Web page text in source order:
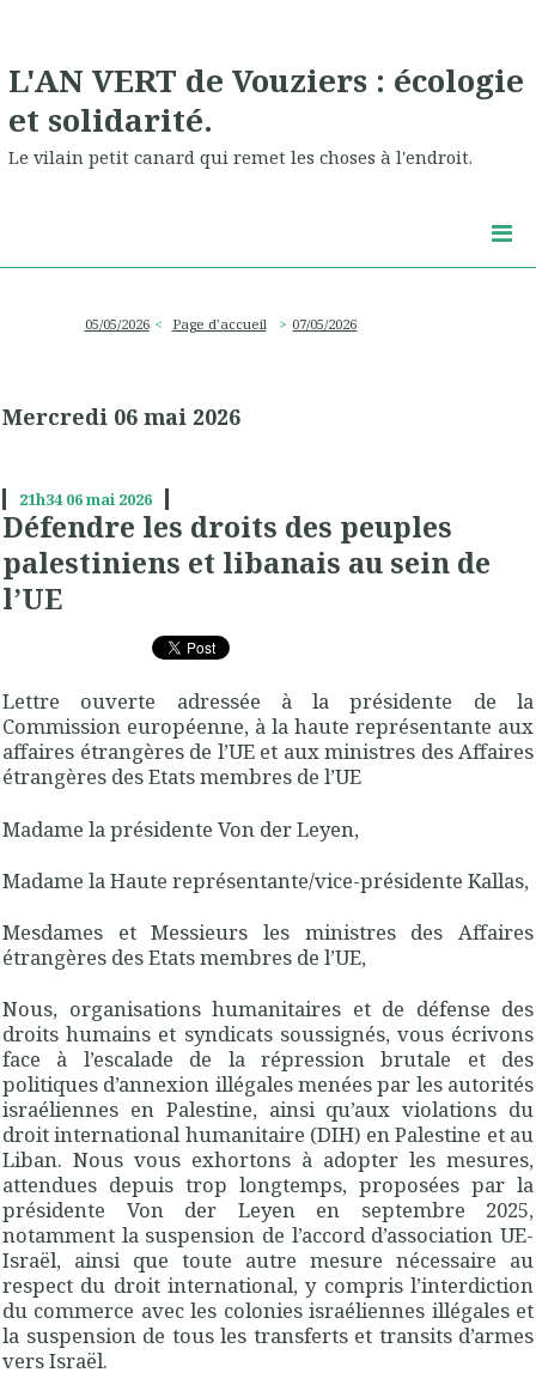
L'AN VERT de Vouziers : écologie
et solidarité.
Le vilain petit canard qui remet les choses à l'endroit.
05/05/2026 Page d'accueil 07/05/2026
Mercredi 06 mai 2026
21h34 06mai 2026
Défendre les droits des peuples
palestiniens et libanais au sein de
l’UE
Lettre ouverte adressée à la présidente de la
Commission européenne, à la haute représentante aux
affaires étrangères de l’UE et aux ministres des Affaires
étrangères des Etats membres de l’UE
Madame la présidente Von der Leyen,
Madame la Haute représentante/vice-présidente Kallas,
Mesdames et Messieurs les ministres des Affaires
étrangères des Etats membres de l’UE,
Nous, organisations humanitaires et de défense des
droits humains et syndicats soussignés, vous écrivons
face à l’escalade de la répression brutale et des
politiques d’annexion illégales menées par les autorités
israéliennes en Palestine, ainsi qu’aux violations du
droit international humanitaire (DIH) en Palestine et au
Liban. Nous vous exhortons à adopter les mesures,
attendues depuis trop longtemps, proposées par la
présidente Von der Leyen en septembre 2025,
notamment la suspension de l’accord d’association UE-
Israël, ainsi que toute autre mesure nécessaire au
respect du droit international, y compris l’interdiction
du commerce avec les colonies israéliennes illégales et
la suspension de tous les transferts et transits d’armes
vers Israël.